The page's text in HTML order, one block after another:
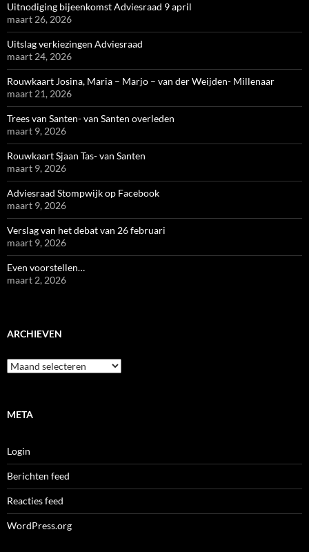
Uitnodiging bijeenkomst Adviesraad 9 april
maart 26, 2026
Uitslag verkiezingen Adviesraad
maart 24, 2026
Rouwkaart Josina, Maria – Marjo – van der Weijden- Millenaar
maart 21, 2026
Trees van Santen- van Santen overleden
maart 9, 2026
Rouwkaart Sjaan Tas- van Santen
maart 9, 2026
Adviesraad Stompwijk op Facebook
maart 9, 2026
Verslag van het debat van 26 februari
maart 9, 2026
Even voorstellen…
maart 2, 2026
ARCHIEVEN
Archieven
META
Login
Berichten feed
Reacties feed
WordPress.org